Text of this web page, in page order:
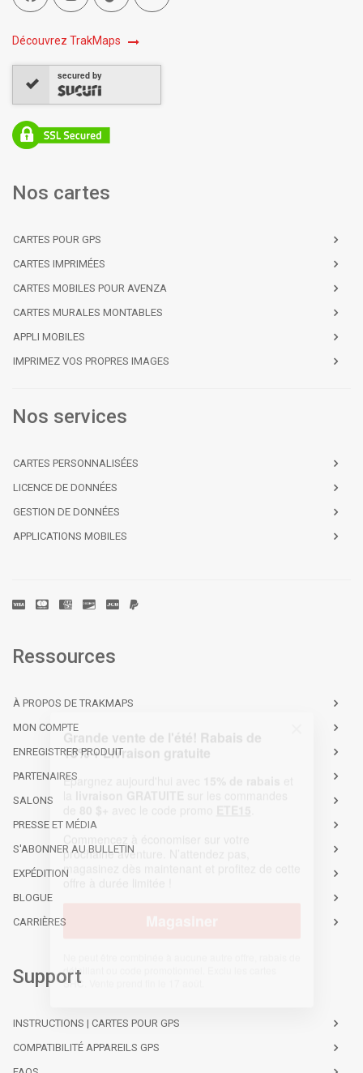
Découvrez TrakMaps
secured by
Nos cartes
CARTES POUR GPS
CARTES IMPRIMÉES
CARTES MOBILES POUR AVENZA
CARTES MURALES MONTABLES
APPLI MOBILES
IMPRIMEZ VOS PROPRES IMAGES
Nos services
CARTES PERSONNALISÉES
LICENCE DE DONNÉES
GESTION DE DONNÉES
APPLICATIONS MOBILES
Ressources
À PROPOS DE TRAKMAPS
MON COMPTE
ENREGISTRER PRODUIT
PARTENAIRES
SALONS
PRESSE ET MÉDIA
S'ABONNER AU BULLETIN
EXPÉDITION
BLOGUE
CARRIÈRES
Support
INSTRUCTIONS | CARTES POUR GPS
COMPATIBILITÉ APPAREILS GPS
15% + Livraison gratuite
Épargnez aujourd'hui avec
de80 $+avec le code promo
Commencez à économiser sur votre
Ne peut être combinée à aucune autre offre, rabais de